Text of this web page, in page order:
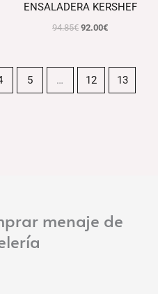
ENSALADERA KERSHEF
94.85€ 92.00€
5 … 12 13
menaje de